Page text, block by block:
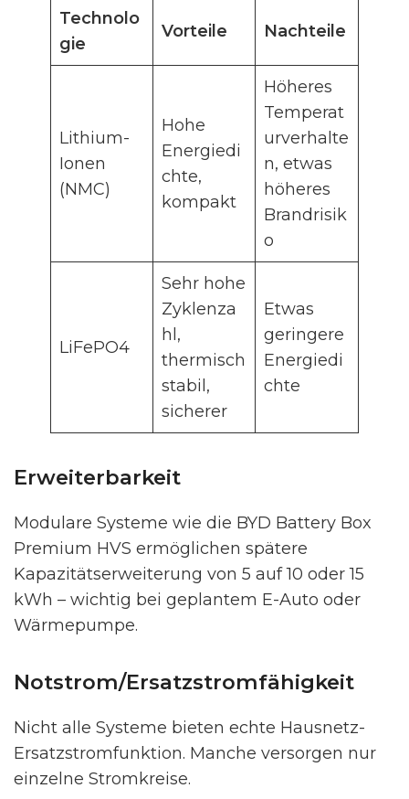
Technolo
gie
Vorteile Nachteile
Lithium-
Ionen
(NMC)
Hohe
Energiedi
chte,
kompakt
Höheres
Temperat
urverhalte
n, etwas
höheres
Brandrisik
o
LiFePO4
Sehr hohe
Zyklenza
hl,
thermisch
stabil,
sicherer
Etwas
geringere
Energiedi
chte
Erweiterbarkeit
Modulare Systeme wie die BYD Battery Box
Premium HVS ermöglichen spätere
Kapazitätserweiterung von 5 auf 10 oder 15
kWh – wichtig bei geplantem E-Auto oder
Wärmepumpe.
Notstrom/Ersatzstromfähigkeit
Nicht alle Systeme bieten echte Hausnetz-
Ersatzstromfunktion. Manche versorgen nur
einzelne Stromkreise.